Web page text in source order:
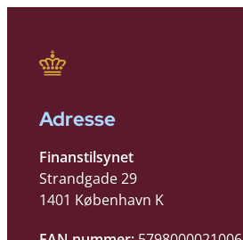
Adresse
Finanstilsynet
Strandgade 29
1401 København K